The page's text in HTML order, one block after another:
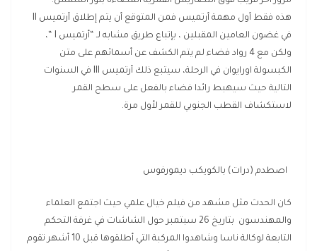
هذه فقط أول مهمة أرتميس فمن المتوقع أن يتم إطلاق أرتميس II
في غضون العامين المقبلين ، بإتباع طريق مشابه لـ “أرتميس I “،
ولكن مع 4 رواد فضاء لم يتم الكشف عن أسمائهم على متن
الكبسولة اورايوان في الرحلة، سيتبع ذلك أرتميس III في السنوات
التالية حيث سيهبط رائدا فضاء بالفعل على سطح القمر
لاستكشاف القطب الجنوبي للقمر لأول مرة.
اصطدم (درات) بالكويكب ديمورفوس
كان الحدث مثل مشهد من فيلم خيال علمي حيث اجتمع العلماء
والمهندسون بتاريخ 26 سبتمبر حول الشاشات في غرفة التحكم
التابعة لوكالة ناسا وشاهدوا المركبة التي أطلقوها قبل 10 أشهر تقوم